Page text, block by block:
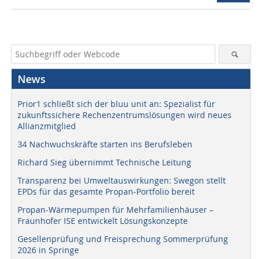
News
Prior1 schließt sich der bluu unit an: Spezialist für
zukunftssichere Rechenzentrumslösungen wird neues
Allianzmitglied
34 Nachwuchskräfte starten ins Berufsleben
Richard Sieg übernimmt Technische Leitung
Transparenz bei Umweltauswirkungen: Swegon stellt
EPDs für das gesamte Propan-Portfolio bereit
Propan-Wärmepumpen für Mehrfamilienhäuser –
Fraunhofer ISE entwickelt Lösungskonzepte
Gesellenprüfung und Freisprechung Sommerprüfung
2026 in Springe